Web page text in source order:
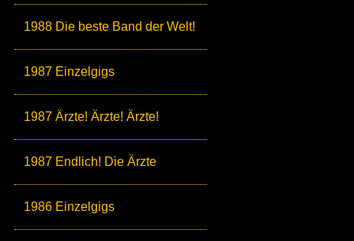
1988 Die beste Band der Welt!
1987 Einzelgigs
1987 Ärzte! Ärzte! Ärzte!
1987 Endlich! Die Ärzte
1986 Einzelgigs